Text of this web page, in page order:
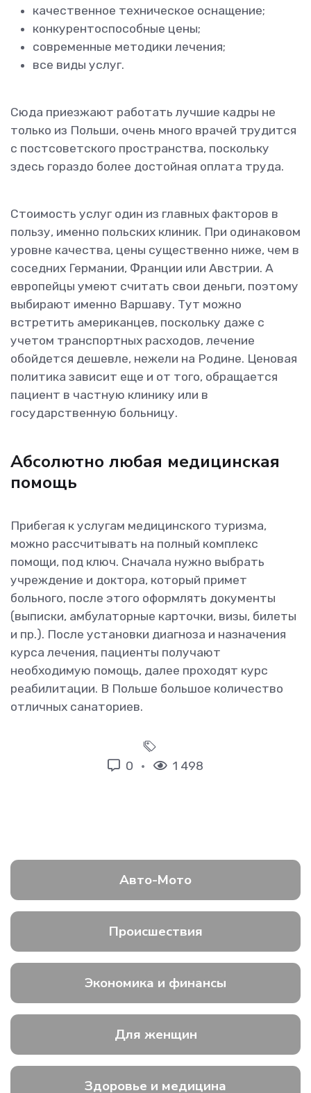
качественное техническое оснащение;
конкурентоспособные цены;
современные методики лечения;
все виды услуг.
Сюда приезжают работать лучшие кадры не
только из Польши, очень много врачей трудится
с постсоветского пространства, поскольку
здесь гораздо более достойная оплата труда.
Стоимость услуг один из главных факторов в
пользу, именно польских клиник. При одинаковом
уровне качества, цены существенно ниже, чем в
соседних Германии, Франции или Австрии. А
европейцы умеют считать свои деньги, поэтому
выбирают именно Варшаву. Тут можно
встретить американцев, поскольку даже с
учетом транспортных расходов, лечение
обойдется дешевле, нежели на Родине. Ценовая
политика зависит еще и от того, обращается
пациент в частную клинику или в
государственную больницу.
Абсолютно любая медицинская
помощь
Прибегая к услугам медицинского туризма,
можно рассчитывать на полный комплекс
помощи, под ключ. Сначала нужно выбрать
учреждение и доктора, который примет
больного, после этого оформлять документы
(выписки, амбулаторные карточки, визы, билеты
и пр.). После установки диагноза и назначения
курса лечения, пациенты получают
необходимую помощь, далее проходят курс
реабилитации. В Польше большое количество
отличных санаториев.
0 1 498
Авто-Мото
Происшествия
Экономика и финансы
Для женщин
Здоровье и медицина